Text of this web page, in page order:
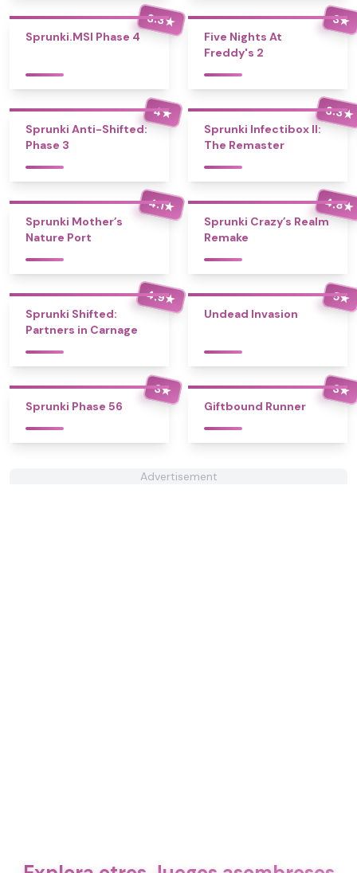
3.3★
Sprunki.MSI Phase 4
3★
Five Nights At
Freddy's 2
4★
Sprunki Anti-Shifted:
Phase 3
3.3★
Sprunki Infectibox II:
The Remaster
4.1★
Sprunki Mother’s
Nature Port
4.8★
Sprunki Crazy’s Realm
Remake
4.9★
Sprunki Shifted:
Partners in Carnage
5★
Undead Invasion
3★
Sprunki Phase 56
3★
Giftbound Runner
Advertisement